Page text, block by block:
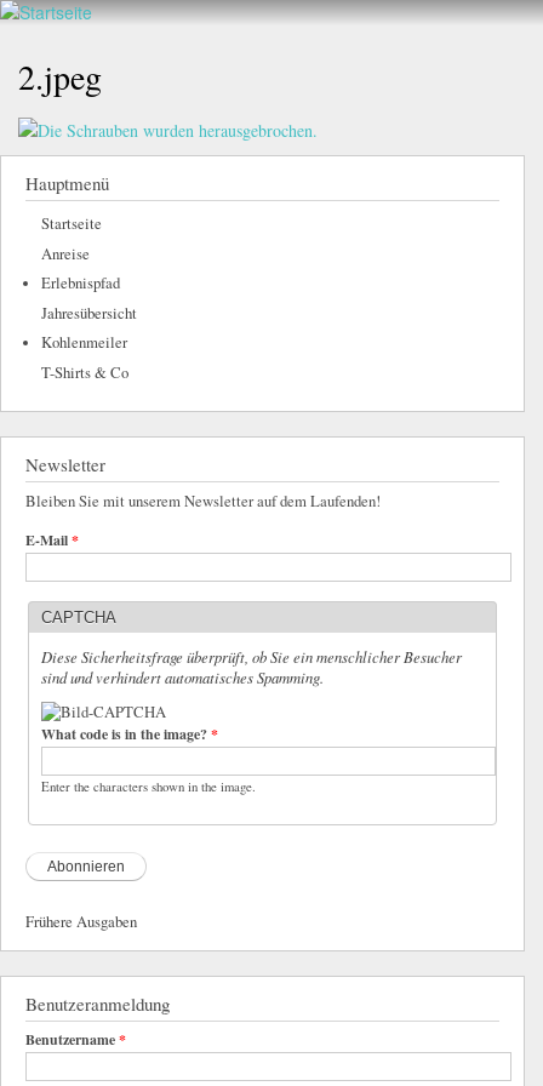
Direkt
Walderlebnis
e.V.
hier
2.jpeg
Hauptmenü
Startseite
Anreise
Erlebnispfad
Jahresübersicht
Kohlenmeiler
T-Shirts & Co
Newsletter
Bleiben Sie mit unserem Newsletter auf dem Laufenden!
E-Mail*
CAPTCHA
Diese Sicherheitsfrage überprüft, ob Sie ein menschlicher Besucher
sind und verhindert automatisches Spamming.
What code is in the image?*
Enter the characters shown in the image.
Frühere Ausgaben
Benutzeranmeldung
Benutzername*